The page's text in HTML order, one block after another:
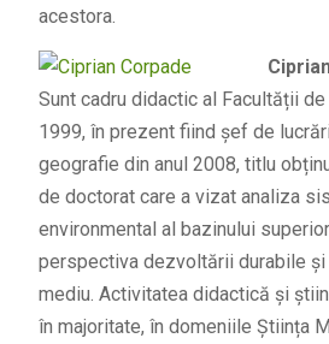
acestora.
Sunt cadru didactic al Facultății
1999, în prezent fiind șef de
geografie din anul 2008, titlu
de doctorat care a vizat analiza
environmental al bazinului
perspectiva dezvoltării durabile
mediu. Activitatea didactică și
în majoritate, în domeniile Știința